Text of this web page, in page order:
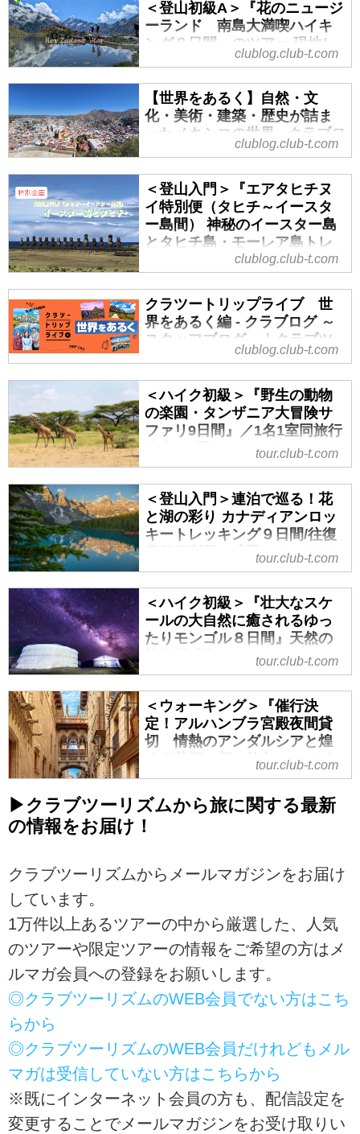
にあります。
日本の山は急峻な登りや岩場が多
いのが特徴ですが、...
しません。
そして夜が訪れると——そこに
は、言葉を失うほどの星空。都会
ンバスにまぶした光の粒”が、頭上
いっぱいに広がります。天の川が
くっきりと帯を描...
本日は昨年5月に催行されたクロア
チア・スロベニアのハイキングツ
アーのレポートに基づき、下記の
コース番号：E8796というコース
を紹介させていただきます！
本年度のツアーは昨年のお客様の
お声をもとに10日間から11日間に
パワーアップしております。
＜登山入門＞『連泊でめぐるクロ
アチア・スロベニア ”決定版”じっ
くり！たっぷり！絶景巡り11日
間』7つの大自然絶景ルート／1グ
ループ最大22名／宿泊立地に注
目！｜クラブツーリズム
グ ～スタッフブログ～｜クラ
ブツーリズム
皆さんこんにちは！「世界をある
く」担当の中田です。
本日は昨年７月に催行されたスイ
スのハイキングツアーのレポート
に基づき、下記のコース番号：
E8782というコースを紹介させて
いただきます！
＜登山初級A＞『はじめてのスイ
スアルプストレッキング１０日
間』２つの絶景展望ホテル とユン
グフラウ三山・マッターホルン・
モンブランの名峰絶景スポット
へ！｜クラブツーリズム
＜登山初級A＞『はじめてのスイ
スアルプストレッキング１０日
間』２つの絶景展望ホテル とユン
グフラウ三山・マッターホルン・
モ...
＜登山初級A＞『花のニュージ
ーランド 南島大満喫ハイキ
ング８日間』のツアー 現地レ
ポート【世界をあるく】 - クラ
クラブツーリズム
はじめに
皆さんこんにちは！「世界をある
く」担当の中田です。
本日は昨年催行されたニュージー
ランドのハイキングツアーのレポ
ートに基づき、下記のコース番
号：E8732というコースを紹介さ
せていただきます！
本年度のツアーは昨年のお客様の
お声をさらにパワーアップしてお
ります。
また、2026年4月に待望のフッカ
ーバレー トレッキングルートの工
事が終わり、ついに再開します。
もちろん、フッカーバレーのルー
トもご案内しますので、ぜひ最後
までお付き合いください♪
＜登山初級A＞『花のニュージー
clublog.club-t.com
【世界をあるく】自然・文
化・美術・建築・歴史が詰ま
ったメキシコの世界 - クラブロ
グ ～スタッフブログ～｜クラ
メキシコの奥深い魅力に触れる、
大人の特別な旅の記録へ。
「メキシコ」と聞くと、どんな情
景を思い浮かべるでしょうか？
燃えるような太陽、極彩色の街並
み、あるいは教科書で見た謎めい
た巨大遺跡。
今回お届けするのは、そんな想像
を遥かに超える、歴史と色彩が織
りなす11日間の「美と神秘」の探
検記をツアー担当の大川内が目で
見て、感じて、体験したままにお
伝えします。
標高の高い古都の空気感、ジャン
グルの奥に潜む聖なる泉の静寂な
ど、現地に立った者だけが感じら
れる「息づかい」を人生の豊かさ
を知る世代の皆さま...
clublog.club-t.com
＜登山入門＞『エアタヒチヌ
イ特別便（タヒチ～イースタ
ー島間） 神秘のイースター島
とタヒチ島・モーレア島トレ
ッキング８日間』ツアーのご
紹介！【世界をあるく】 - クラ
ブログ ～スタッフブログ～｜
クラブツーリズム
こんにちは！今回は現在募集中の
「世界をあるく」おすすめツアー
ヒチ島・モーレア島トレッキング
８日間』をご紹介させていただき
ます！
海外ハイキング・トレッキング・
登山ツアー│世界をあるく│クラブ
ツーリズム
クラブツーリズムの【世界をある
く】海外ハイキング・トレッキン
グ・登山の旅・ツアー特集！海外
の雄大な山々を一緒に歩いてみま
山小屋泊まりの本格的トレッキン
グまで多数のプランをご用意して
おります。
【特別運...
clublog.club-t.com
クラツートリップライブ 世
界をあるく編 - クラブログ ～
スタッフブログ～｜クラブツ
【本日のライブ紹介】一生モノの
景色に出会う世界の歩き旅。
本日はご視聴誠にありがとうござ
います！
「いつかは海外へ行ってみたいけ
ばいいかわからない…」
そんなお悩みをお持ちの方へ！お
すすめの世界の歩き旅をご紹介！
い♪
本日のライブコマースでは、世界
中の絶景を知り尽くした私たち
が、自信を持っておすすめする
「絶対に失敗しない3つの国」を厳
選してご紹介します。
海外ハイキング・トレッキング・
登山ツアー｜世...
clublog.club-t.com
＜ハイク初級＞『野生の動物
の楽園・タンザニア大冒険サ
ファリ9日間』／1名1室同旅行
代金／8回のサファリとジャン
グルを体感する３つのウォー
キングサファリ｜クラブツー
リズム
＜ハイク初級＞『野生の動物の楽
園・タンザニア大冒険サファリ9日
間』／1名1室同旅行代金／8回の
３つのウォーキングサファリの紹
介をしています。ツアー・旅行の
お申込ならクラブツーリズム。
tour.club-t.com
＜登山入門＞連泊で巡る！花
と湖の彩り カナディアンロッ
キートレッキング９日間/往復
直行便利用（成田～カルガリ
ー間）／花のシーズン限定＆1
グループ最大14名｜クラブツ
ーリズム
＜登山入門＞連泊で巡る！花と湖
の彩り カナディアンロッキートレ
ッキング９日間/往復直行便利用
ーズン限定＆1グループ最大14名
の紹介をしています。ツアー・旅
行のお申込ならクラブツーリズ
tour.club-t.com
＜ハイク初級＞『壮大なスケ
ールの大自然に癒されるゆっ
たりモンゴル８日間』天然の
植物園「奥テレルジ」とオリ
ジナル（ミニ）ナーダムへご
案内！新月出発で満天の星空
堪能｜クラブツーリズム
＜ハイク初級＞『壮大なスケール
の大自然に癒されるゆったりモン
ゴル８日間』天然の植物園「奥テ
ーダムへご案内！新月出発で満天
の星空堪能の紹介をしています。
ツーリズム。
tour.club-t.com
＜ウォーキング＞『催行決
定！アルハンブラ宮殿夜間貸
切 情熱のアンダルシアと煌
めく芸術の都 悠久のスペイ
ン９日間』｜クラブツーリズ
ム
＜ウォーキング＞『催行決定！ア
悠久のスペイン９日間』の紹介を
込ならクラブツーリズム。
tour.club-t.com
▶クラブツーリズムから旅に関する最新
の情報をお届け！
クラブツーリズムからメールマガジンをお届け
しています。
1万件以上あるツアーの中から厳選した、人気
のツアーや限定ツアーの情報をご希望の方はメ
ルマガ会員への登録をお願いします。
◎クラブツーリズムのWEB会員でない方はこち
らから
◎クラブツーリズムのWEB会員だけれどもメル
マガは受信していない方はこちらから
※既にインターネット会員の方も、配信設定を
変更することでメールマガジンをお受け取りい